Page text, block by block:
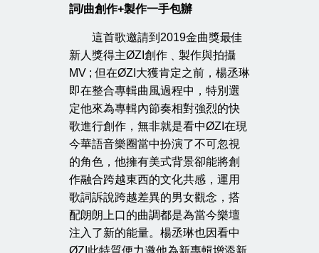
詞/曲創作+製作一手包辦
這首歌邀請到2019金曲獎最佳
新人獎得主ØZI創作﹑製作與拍攝
MV ; 但在ØZI大獲肯定之前，楊丞琳
即在整合專輯曲風過程中，特別選
定他來為專輯內節奏相對強烈的快
歌進行創作，無非就是看中ØZI在現
今華語音樂圈當中扮演了不可忽視
的角色，他擁有美式背景卻能將創
作融合跨越東西的文化共感，運用
歌詞訴說跨越差異的男女觀念，搭
配朗朗上口的曲調都是為當今樂壇
注入了新的能量。楊丞琳也因看中
ØZI此特質便力邀他為新專輯增添新